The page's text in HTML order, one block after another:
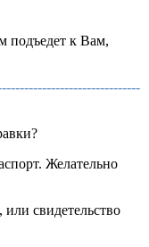
подъедет к Вам,
Желательно
или свидетельство